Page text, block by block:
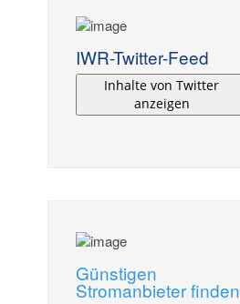
IWR-Twitter-Feed
Inhalte von Twitter
anzeigen
Günstigen
Stromanbieter finden